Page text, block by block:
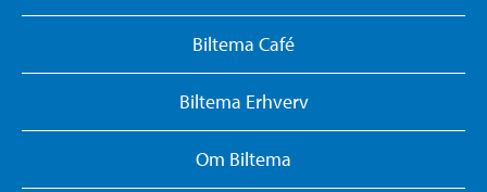
Biltema Café
Biltema Erhverv
Om Biltema